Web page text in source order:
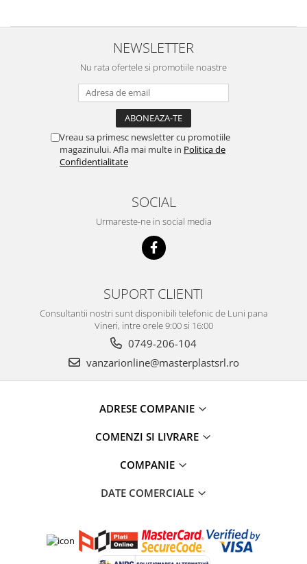
NEWSLETTER
Nu rata ofertele si promotiile noastre
Vreau sa primesc newsletter cu promotiile
magazinului. Afla mai multe in Politica de
Confidentialitate
SOCIAL
Urmareste-ne in social media
SUPORT CLIENTI
Consultantii nostri sunt disponibili telefonic de Luni pana
Vineri, intre orele 9:00 si 16:00
0749-206-104
vanzarionline@masterplastsrl.ro
ADRESE COMPANIE
COMENZI SI LIVRARE
COMPANIE
DATE COMERCIALE